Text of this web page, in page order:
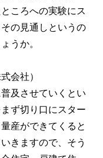
ころへの実験にス
の見通しというの
うか。
会社）
及させていくとい
ず切り口にスター
産ができてくると
きますので、そう